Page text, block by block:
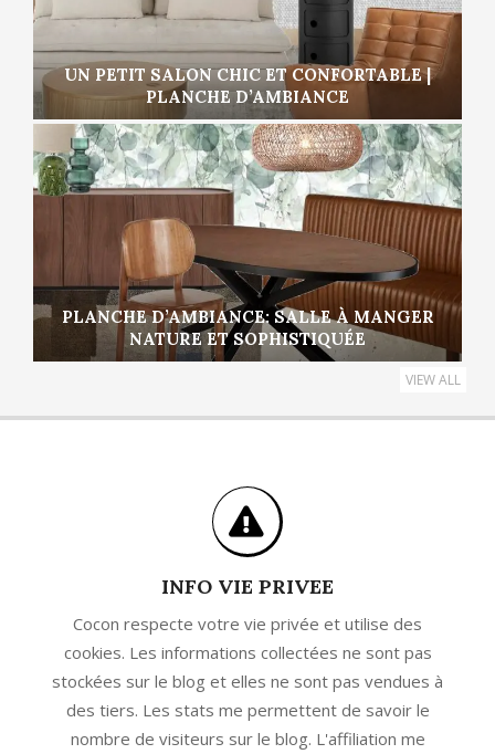
UN PETIT SALON CHIC ET CONFORTABLE |
PLANCHE D’AMBIANCE
PLANCHE D’AMBIANCE: SALLE À MANGER
NATURE ET SOPHISTIQUÉE
VIEW ALL
INFO VIE PRIVEE
Cocon respecte votre vie privée et utilise des
cookies. Les informations collectées ne sont pas
stockées sur le blog et elles ne sont pas vendues à
des tiers. Les stats me permettent de savoir le
nombre de visiteurs sur le blog. L'affiliation me